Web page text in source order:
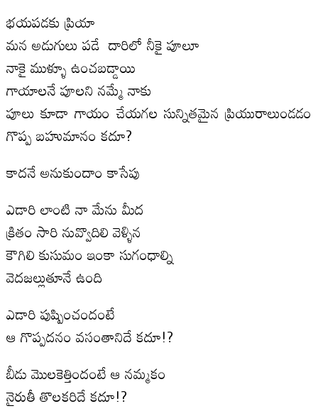
భయపడకు ప్రియా
మన అడుగులు పడే దారిలో నీకై పూలూ
నాకై ముళ్ళూ ఉంచబడ్డాయి
గాయాలనే పూలని నమ్మే నాకు
పూలు కూడా గాయం చేయగల సున్నితమైన ప్రియురాలుండడం
గొప్ప బహుమానం కదూ?
కాదనే అనుకుందాం కాసేపు
ఎడారి లాంటి నా మేను మీద
క్రితం సారి నువ్వొదిలి వెళ్ళిన
కౌగిలి కుసుమం ఇంకా సుగంధాల్ని
వెదజల్లుతూనే ఉంది
ఎడారి పుష్పించందంటే
ఆ గొప్పదనం వసంతానిదే కదూ!?
బీడు మొలకెత్తిందంటే ఆ నమ్మకం
నైరుతీ తొలకరిదే కదూ!?